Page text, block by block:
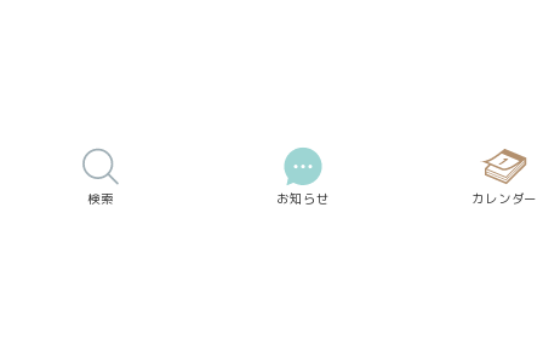
検索 お知らせ カレンダー